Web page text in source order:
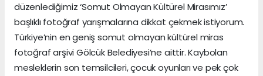
düzenlediğimiz ‘Somut Olmayan Kültürel Mirasımız’
başlıklı fotoğraf yarışmalarına dikkat çekmek istiyorum.
Türkiye’nin en geniş somut olmayan kültürel miras
fotoğraf arşivi Gölcük Belediyesi’ne aittir. Kaybolan
mesleklerin son temsilcileri, çocuk oyunları ve pek çok